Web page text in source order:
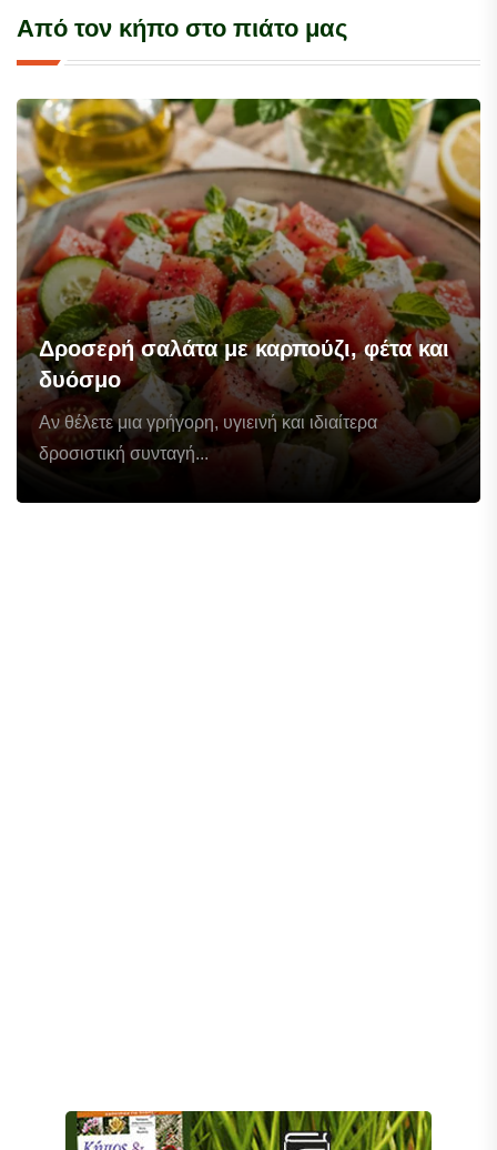
Από τον κήπο στο πιάτο μας
Δροσερή σαλάτα με καρπούζι, φέτα και
δυόσμο
Αν θέλετε μια γρήγορη, υγιεινή και ιδιαίτερα
δροσιστική συνταγή...